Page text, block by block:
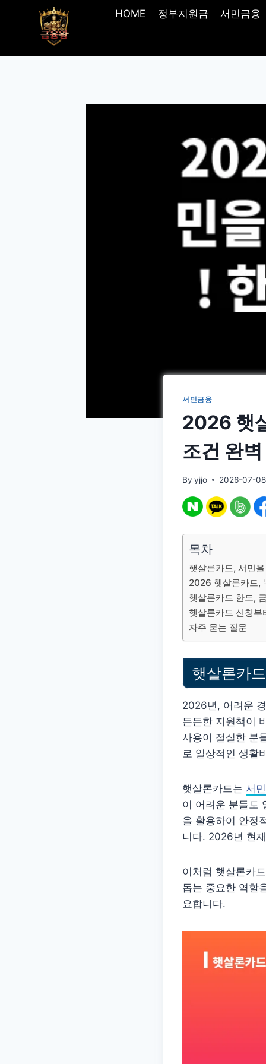
HOME 정부지원금 서민금융
서민금융
2026 햇
조건 완
By yjjo 2026-07-08
목차
햇살론카드, 서민
2026 햇살론카드,
햇살론카드 한도,
햇살론카드 신청
자주 묻는 질문
햇살론카
2026년, 어려운
든든한 지원책이
사용이 절실한 분
로 일상적인 생활
햇살론카드는 서
이 어려운 분들도
을 활용하여 안정
니다. 2026년 현
이처럼 햇살론카
돕는 중요한 역할
요합니다.